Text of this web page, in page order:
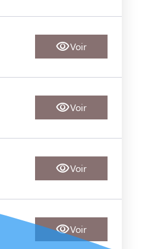
Voir
Voir
Voir
Voir